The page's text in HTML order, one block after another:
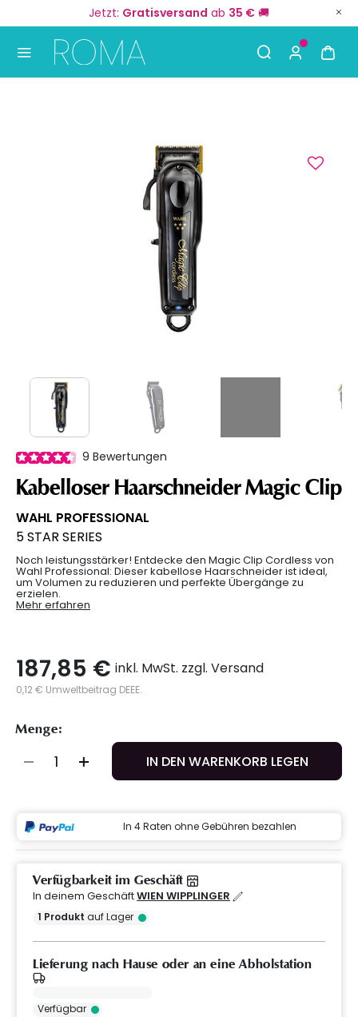
Jetzt: Gratisversand ab 35 € 🚚
9 Bewertungen
Kabelloser Haarschneider Magic Clip
WAHL PROFESSIONAL
5 STAR SERIES
Noch leistungsstärker! Entdecke den Magic Clip Cordless von
Wahl Professional: Dieser kabellose Haarschneider ist ideal,
um Volumen zu reduzieren und perfekte Übergänge zu
erzielen.
Mehr erfahren
187,85 € inkl. MwSt. zzgl. Versand
0,12 € Umweltbeitrag DEEE.
Menge:
IN DEN WARENKORB LEGEN
In 4 Raten ohne Gebühren bezahlen
Verfügbarkeit im Geschäft
In deinem GeschäftWIEN WIPPLINGER
1 Produkt auf Lager
Lieferung nach Hause oder an eine Abholstation
Verfügbar